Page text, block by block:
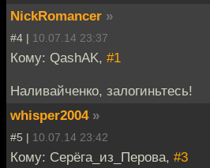
NickRomancer »
#4 | 10.07.14 23:37
Кому: QashAK, #1
Наливайченко, залогиньтесь!
whisper2004 »
#5 | 10.07.14 23:42
Кому: Серёга_из_Перова, #3